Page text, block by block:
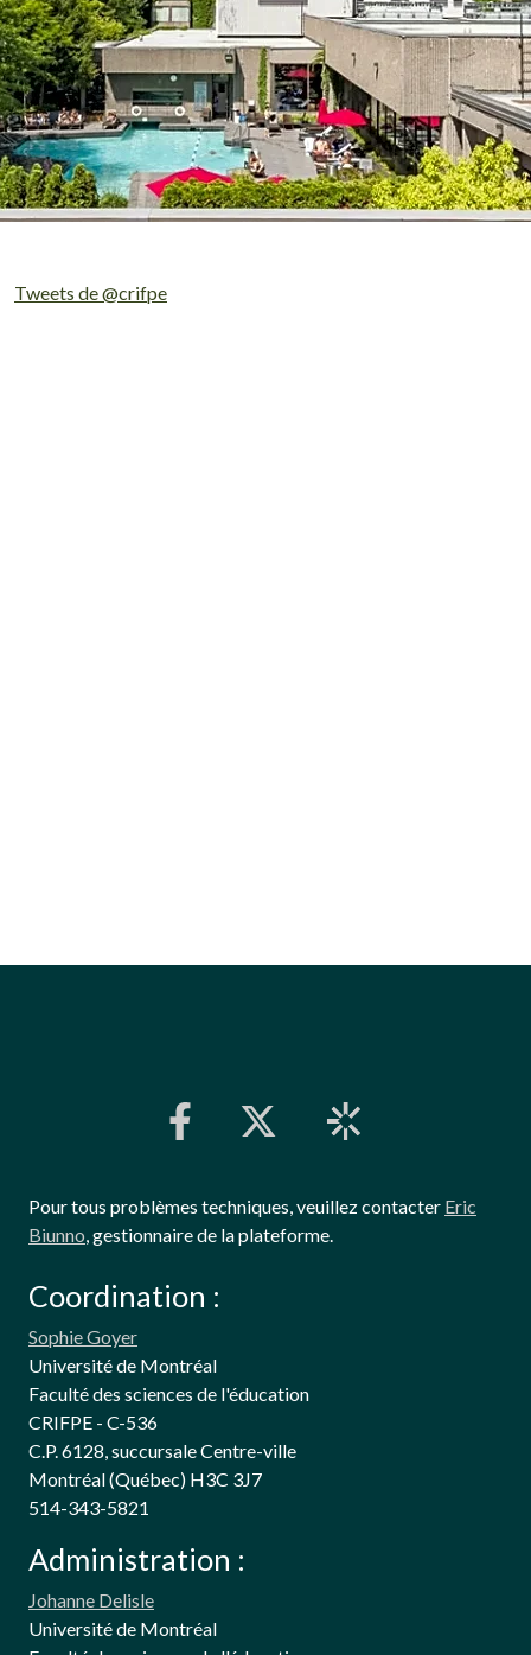
Tweets de @crifpe
Pour tous problèmes techniques, veuillez contacter Eric
Biunno, gestionnaire de la plateforme.
Coordination :
Sophie Goyer
Université de Montréal
Faculté des sciences de l'éducation
CRIFPE - C-536
C.P. 6128, succursale Centre-ville
Montréal (Québec) H3C 3J7
514-343-5821
Administration :
Johanne Delisle
Université de Montréal